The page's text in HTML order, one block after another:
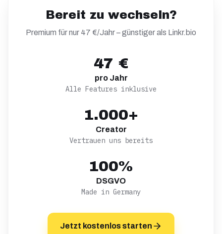
Bereit zu wechseln?
Premium für nur 47 €/Jahr – günstiger als Linkr.bio
47 €
pro Jahr
Alle Features inklusive
1.000+
Creator
Vertrauen uns bereits
100%
DSGVO
Made in Germany
Jetzt kostenlos starten